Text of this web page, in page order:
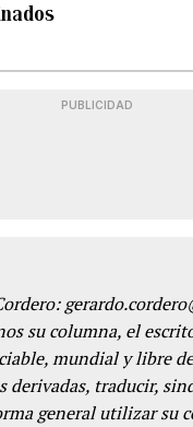
PUBLICIDAD
su columna, el
mundial y libre
traducir,
general utilizar su